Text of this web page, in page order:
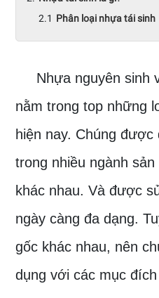
Phân loại nhựa tái sinh
Nhựa nguyên sinh
nằm trong top những
hiện nay. Chúng
trong nhiều ngành
khác nhau. Và được
ngày càng đa dạng.
gốc khác nhau, nên
dụng với các mục